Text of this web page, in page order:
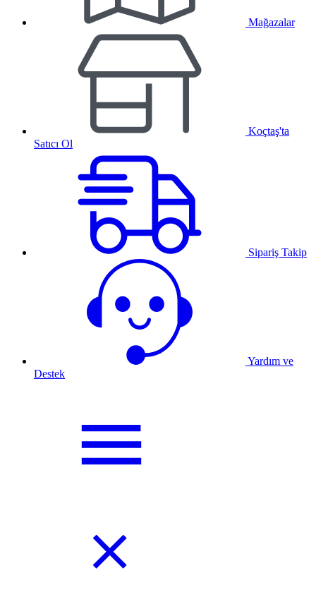
Mağazalar
Koçtaş'ta
Satıcı Ol
Sipariş Takip
Yardım ve
Destek